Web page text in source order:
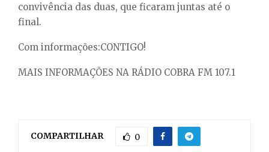
convivência das duas, que ficaram juntas até o
final.
Com informações:CONTIGO!
MAIS INFORMAÇÕES NA RÁDIO COBRA FM 107.1
COMPARTILHAR 0